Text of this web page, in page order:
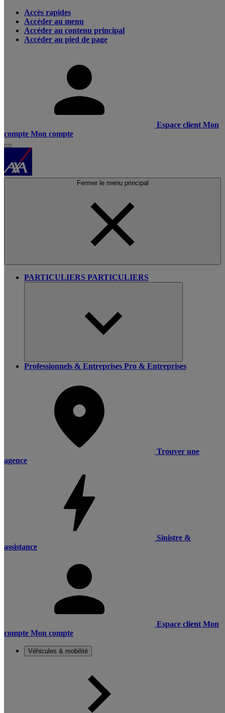
Accès rapides
Accéder au menu
Accéder au contenu principal
Accéder au pied de page
Espace client Mon
compte Mon compte
Fermer le menu principal
PARTICULIERS PARTICULIERS
Professionnels & Entreprises Pro & Entreprises
Trouver une
agence
Sinistre &
assistance
Espace client Mon
compte Mon compte
Véhicules & mobilité